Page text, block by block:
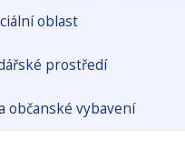
oblast
prostředí
občanské vybavení